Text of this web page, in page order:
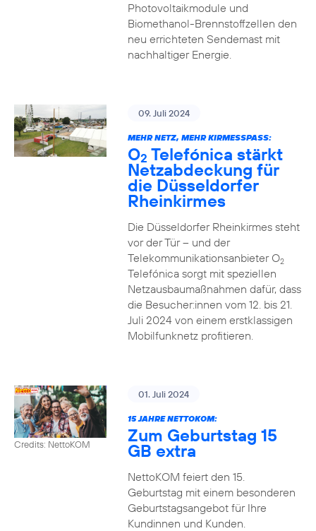
Photovoltaikmodule und
Biomethanol-Brennstoffzellen den
neu errichteten Sendemast mit
nachhaltiger Energie.
09. Juli 2024
MEHR NETZ, MEHR KIRMESSPASS:
O2 Telefónica stärkt
Netzabdeckung für
die Düsseldorfer
Rheinkirmes
Die Düsseldorfer Rheinkirmes steht
vor der Tür – und der
Telekommunikationsanbieter O2
Telefónica sorgt mit speziellen
Netzausbaumaßnahmen dafür, dass
die Besucher:innen vom 12. bis 21.
Juli 2024 von einem erstklassigen
Mobilfunknetz profitieren.
Credits: NettoKOM
01. Juli 2024
15 JAHRE NETTOKOM:
Zum Geburtstag 15
GB extra
NettoKOM feiert den 15.
Geburtstag mit einem besonderen
Geburtstagsangebot für Ihre
Kundinnen und Kunden.